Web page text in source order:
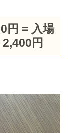
円 = 入場
円